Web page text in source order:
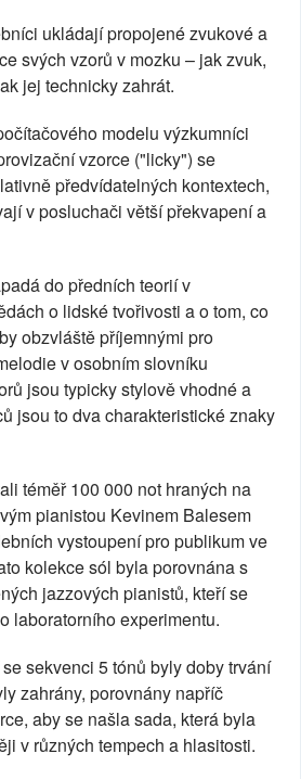
ukládají propojené zvukové a
svých vzorů v mozku – jak zvuk,
jej technicky zahrát.
modelu výzkumníci
vzorce ("licky") se
předvídatelných kontextech,
v posluchači větší překvapení a
do předních teorií v
o lidské tvořivosti a o tom, co
obzvláště příjemnými pro
v osobním slovníku
jsou typicky stylově vhodné a
jsou to dva charakteristické znaky
téměř 100 000 not hraných na
pianistou Kevinem Balesem
vystoupení pro publikum ve
kolekce sól byla porovnána s
jazzových pianistů, kteří se
laboratorního experimentu.
sekvenci 5 tónů byly doby trvání
zahrány, porovnány napříč
aby se našla sada, která byla
v různých tempech a hlasitosti.